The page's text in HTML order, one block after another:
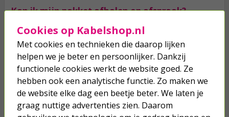
Kan ik mijn pakket afhalen op afspraak?
Hoe werkt een palletlevering?
Een palletlevering wordt bij je thuis bezorgd, net als een standaard
pakket. Omdat het om een grote levering gaat, vragen we je ervoor
te zorgen dat iemand aanwezig is om de bestelling in ontvangst te
nemen. Wil je het product retourneren? Dan gelden onze
gebruikelijke retourvoorwaarden: je hebt 30 dagen bedenktijd en
draagt zelf de kosten voor de retourzending van de pallet. Ook bij
vertraagde levering kun je gebruikmaken van je herroepingsrecht,
Cookies op Kabelshop.nl
Met cookies en technieken die daarop lijken
helpen we je beter en persoonlijker. Dankzij
functionele cookies werkt de website goed. Ze
hebben ook een analytische functie. Zo maken we
de website elke dag een beetje beter. We laten je
graag nuttige advertenties zien. Daarom